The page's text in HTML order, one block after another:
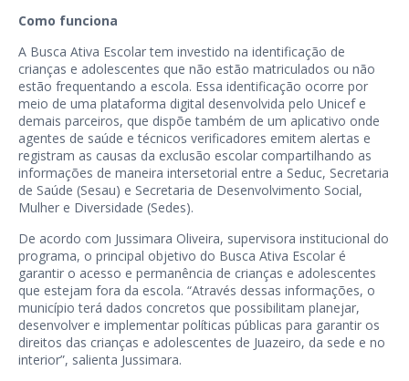
Como funciona
A Busca Ativa Escolar tem investido na identificação de
crianças e adolescentes que não estão matriculados ou não
estão frequentando a escola. Essa identificação ocorre por
meio de uma plataforma digital desenvolvida pelo Unicef e
demais parceiros, que dispõe também de um aplicativo onde
agentes de saúde e técnicos verificadores emitem alertas e
registram as causas da exclusão escolar compartilhando as
informações de maneira intersetorial entre a Seduc, Secretaria
de Saúde (Sesau) e Secretaria de Desenvolvimento Social,
Mulher e Diversidade (Sedes).
De acordo com Jussimara Oliveira, supervisora institucional do
programa, o principal objetivo do Busca Ativa Escolar é
garantir o acesso e permanência de crianças e adolescentes
que estejam fora da escola. “Através dessas informações, o
município terá dados concretos que possibilitam planejar,
desenvolver e implementar políticas públicas para garantir os
direitos das crianças e adolescentes de Juazeiro, da sede e no
interior”, salienta Jussimara.